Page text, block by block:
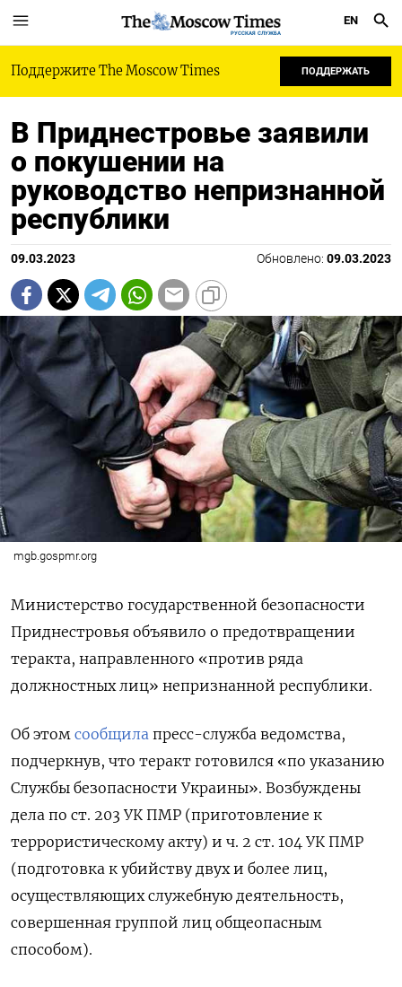
РУССКАЯ СЛУЖБА
EN
Поддержите The Moscow Times ПОДДЕРЖАТЬ
В Приднестровье заявили
о покушении на
руководство непризнанной
республики
09.03.2023 Обновлено: 09.03.2023
mgb.gospmr.org
Министерство государственной безопасности
Приднестровья объявило о предотвращении
теракта, направленного «против ряда
должностных лиц» непризнанной республики.
Об этом сообщила пресс-служба ведомства,
подчеркнув, что теракт готовился «по указанию
Службы безопасности Украины». Возбуждены
дела по ст. 203 УК ПМР (приготовление к
террористическому акту) и ч. 2 ст. 104 УК ПМР
(подготовка к убийству двух и более лиц,
осуществляющих служебную деятельность,
совершенная группой лиц общеопасным
способом).